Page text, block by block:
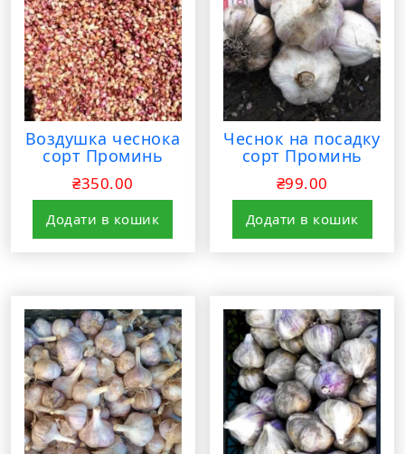
Воздушка чеснока
сорт Проминь
₴350.00
Додати в кошик
Чеснок на посадку
сорт Проминь
₴99.00
Додати в кошик